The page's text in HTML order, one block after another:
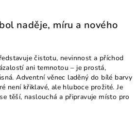
naděje, míru a nového
čistotu, nevinnost a příchod
ani temnotou – je prostá,
Adventní věnec laděný do bílé barvy
není křiklavé, ale hluboce prožité. Je
těší, naslouchá a připravuje místo pro